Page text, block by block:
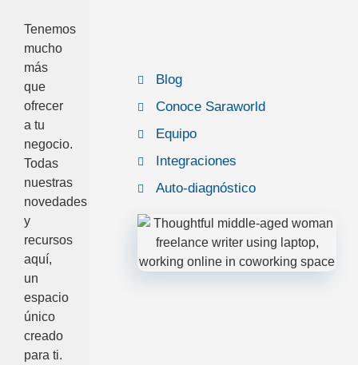
Tenemos
mucho
más
que
ofrecer
a tu
negocio.
Todas
nuestras
novedades
y
recursos
aquí,
un
espacio
único
creado
para ti.
Blog
Conoce Saraworld
Equipo
Integraciones
Auto-diagnóstico